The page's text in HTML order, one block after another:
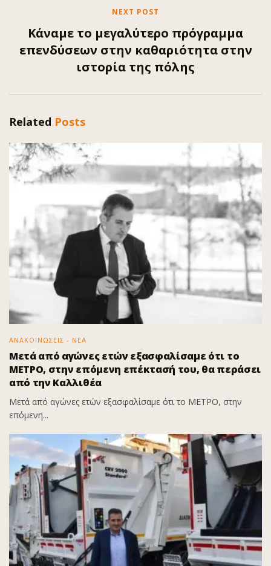
NEXT POST
Κάναμε το μεγαλύτερο πρόγραμμα
επενδύσεων στην καθαριότητα στην
ιστορία της πόλης
Related Posts
ΑΝΑΚΟΙΝΩΣΕΙΣ - ΝΕΑ
Μετά από αγώνες ετών εξασφαλίσαμε ότι το
ΜΕΤΡΟ, στην επόμενη επέκτασή του, θα περάσει
από την Καλλιθέα
Μετά από αγώνες ετών εξασφαλίσαμε ότι το ΜΕΤΡΟ, στην
επόμενη...